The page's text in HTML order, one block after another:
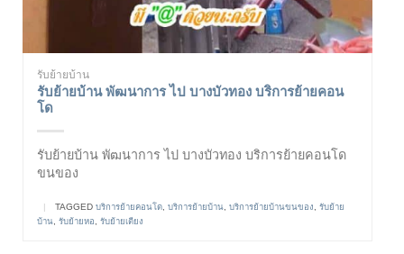
รับย้ายบ้าน
รับย้ายบ้าน พัฒนาการ ไป บางบัวทอง บริการย้ายคอน
โด
รับย้ายบ้าน พัฒนาการ ไป บางบัวทอง บริการย้ายคอนโด
ขนของ
TAGGED บริการย้ายคอนโด, บริการย้ายบ้าน, บริการย้ายบ้านขนของ, รับย้าย
บ้าน, รับย้ายหอ, รับย้ายเตียง